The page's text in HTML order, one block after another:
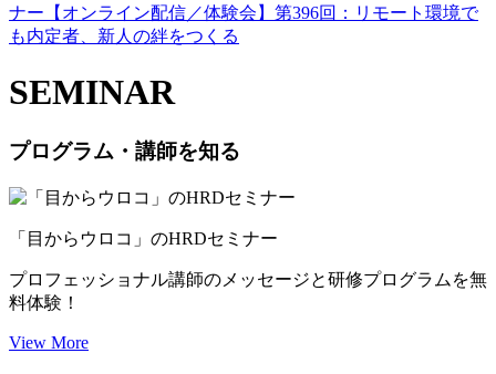
ナー 【オンライン配信／体験会】第396回：リモート環境で
も内定者、新人の絆をつくる
SEMINAR
プログラム・講師を知る
「目からウロコ」のHRDセミナー
プロフェッショナル講師のメッセージと研修プログラムを無
料体験！
View More